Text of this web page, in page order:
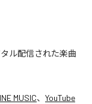
タル配信された楽曲
MUSIC、 YouTube